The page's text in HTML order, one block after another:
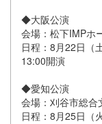
◆大阪
会場：松下IMPホ
日程：8月22日（
13:00開演
◆愛知
会場：刈谷市総合
日程：8月25日（